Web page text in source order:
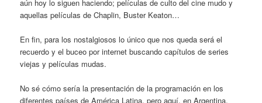
aún hoy lo siguen haciendo; películas de culto del cine mudo y
aquellas películas de Chaplin, Buster Keaton…
En fin, para los nostalgiosos lo único que nos queda será el
recuerdo y el buceo por internet buscando capítulos de series
viejas y películas mudas.
No sé cómo sería la presentación de la programación en los
diferentes países de América Latina, pero aquí, en Argentina,